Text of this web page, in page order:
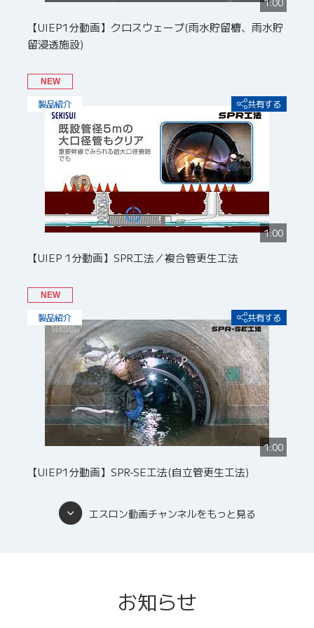
1:00
【UIEP1分動画】クロスウェーブ(雨水貯留槽、雨水貯
留浸透施設)
NEW
製品紹介 共有する
1:00
【UIEP 1分動画】SPR工法／複合管更生工法
NEW
製品紹介 共有する
1:00
【UIEP1分動画】SPR-SE工法(自立管更生工法)
エスロン動画チャンネルをもっと見る
お知らせ